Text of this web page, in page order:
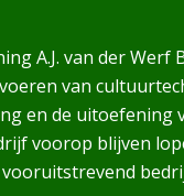
A.J. van der Werf
van
en de uitoefening
voorop blijven
vooruitstrevend